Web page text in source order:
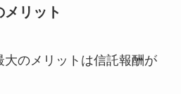
リット
大のメリットは信託報酬が